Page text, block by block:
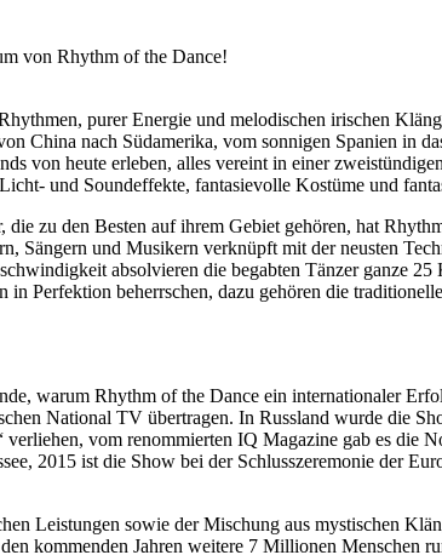
von Rhythm of the Dance!
purer Energie und melodischen irischen
China nach Südamerika, vom sonnigen Spanien in
von heute erleben, alles vereint in einer
und Soundeffekte, fantasievolle Kostüme und
zu den Besten auf ihrem Gebiet gehören, hat
Sängern und Musikern verknüpft mit der neusten
absolvieren die begabten Tänzer ganze
Perfektion beherrschen, dazu gehören die
warum Rhythm of the Dance ein internationaler
National TV übertragen. In Russland wurde die
vom renommierten IQ Magazine gab es die
2015 ist die Show bei der Schlusszeremonie der
Leistungen sowie der Mischung aus mystischen
kommenden Jahren weitere 7 Millionen Menschen